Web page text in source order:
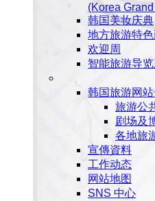
(Korea
韩国美妆庆典
地方旅游特
欢迎周
智能旅游导
韩国旅游网
旅游公
剧场及
各地旅
宣傳資料
工作动态
网站地图
SNS 中心